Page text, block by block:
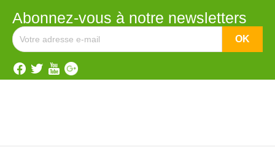
Abonnez-vous à notre newsletters